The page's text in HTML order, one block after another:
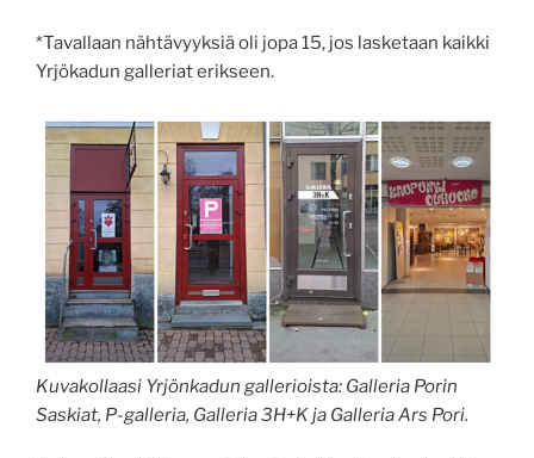
*Tavallaan nähtävyyksiä oli jopa 15, jos lasketaan kaikki
Yrjökadun galleriat erikseen.
Kuvakollaasi Yrjönkadun gallerioista: Galleria Porin
Saskiat, P-galleria, Galleria 3H+K ja Galleria Ars Pori.